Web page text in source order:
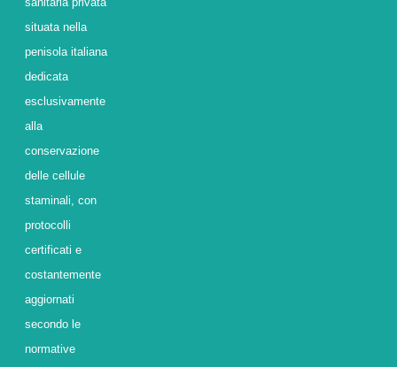
sanitaria privata
situata nella
penisola italiana
dedicata
esclusivamente
alla
conservazione
delle cellule
staminali, con
protocolli
certificati e
costantemente
aggiornati
secondo le
normative